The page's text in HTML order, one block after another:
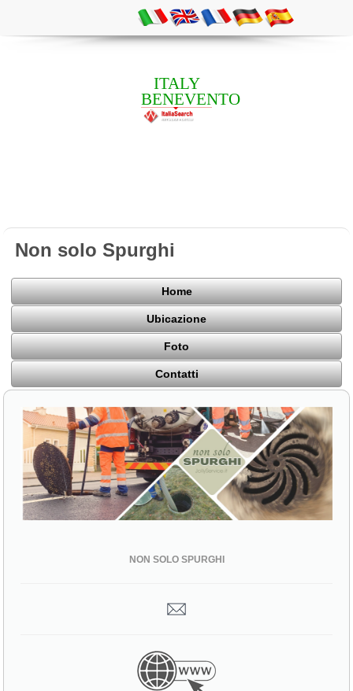
ITALY
BENEVENTO
Non solo Spurghi
Home
Ubicazione
Foto
Contatti
NON SOLO SPURGHI